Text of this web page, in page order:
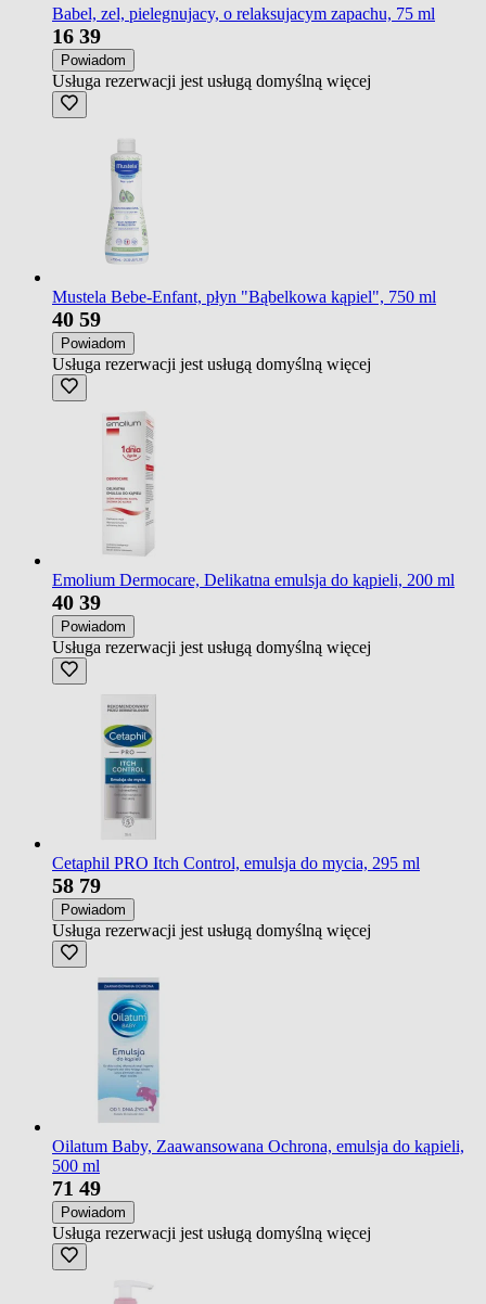
Babel, zel, pielegnujacy, o relaksujacym zapachu, 75 ml
16 39
Powiadom
Usługa rezerwacji jest usługą domyślną więcej
Mustela Bebe-Enfant, płyn "Bąbelkowa kąpiel", 750 ml
40 59
Powiadom
Usługa rezerwacji jest usługą domyślną więcej
Emolium Dermocare, Delikatna emulsja do kąpieli, 200 ml
40 39
Powiadom
Usługa rezerwacji jest usługą domyślną więcej
Cetaphil PRO Itch Control, emulsja do mycia, 295 ml
58 79
Powiadom
Usługa rezerwacji jest usługą domyślną więcej
Oilatum Baby, Zaawansowana Ochrona, emulsja do kąpieli,
500 ml
71 49
Powiadom
Usługa rezerwacji jest usługą domyślną więcej